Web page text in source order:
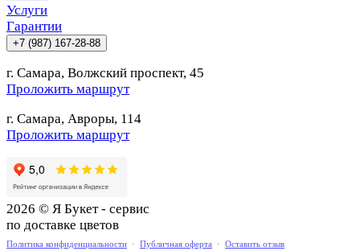
Услуги
Гарантии
+7 (987) 167-28-88
г. Самара, Волжский проспект, 45
Проложить маршрут
г. Самара, Авроры, 114
Проложить маршрут
2026 © Я Букет - сервис
по доставке цветов
Политика конфиденциальности · Публичная оферта · Оставить отзыв